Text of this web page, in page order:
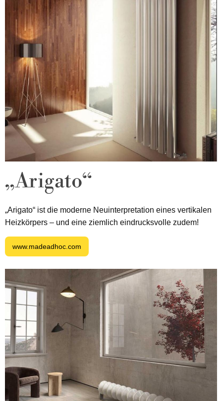
„Arigato“
„Arigato“ ist die moderne Neuinterpretation eines vertikalen
Heizkörpers – und eine ziemlich eindrucksvolle zudem!
www.madeadhoc.com